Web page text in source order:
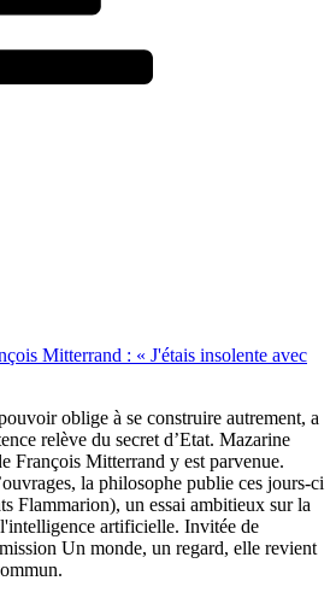
Mitterrand : « J'étais insolente avec
oblige à se construire autrement, a
relève du secret d’Etat. Mazarine
François Mitterrand y est parvenue.
la philosophe publie ces jours-ci
Flammarion), un essai ambitieux sur la
artificielle. Invitée de
Un monde, un regard, elle revient